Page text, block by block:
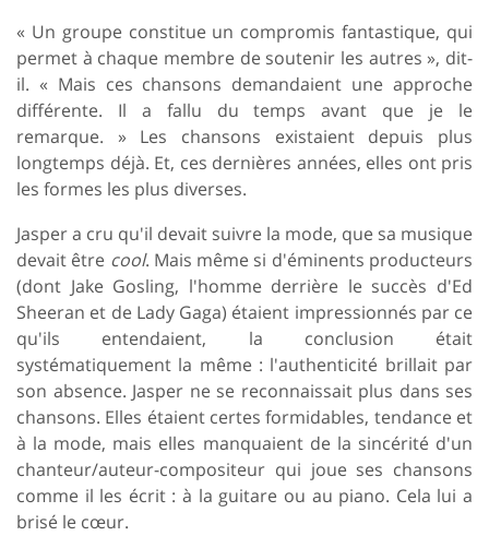
« Un groupe constitue un compromis fantastique, qui
permet à chaque membre de soutenir les autres », dit-
il. « Mais ces chansons demandaient une approche
différente. Il a fallu du temps avant que je le
remarque. » Les chansons existaient depuis plus
longtemps déjà. Et, ces dernières années, elles ont pris
les formes les plus diverses.
Jasper a cru qu'il devait suivre la mode, que sa musique
devait être cool. Mais même si d'éminents producteurs
(dont Jake Gosling, l'homme derrière le succès d'Ed
Sheeran et de Lady Gaga) étaient impressionnés par ce
qu'ils entendaient, la conclusion était
systématiquement la même : l'authenticité brillait par
son absence. Jasper ne se reconnaissait plus dans ses
chansons. Elles étaient certes formidables, tendance et
à la mode, mais elles manquaient de la sincérité d'un
chanteur/auteur-compositeur qui joue ses chansons
comme il les écrit : à la guitare ou au piano. Cela lui a
brisé le cœur.